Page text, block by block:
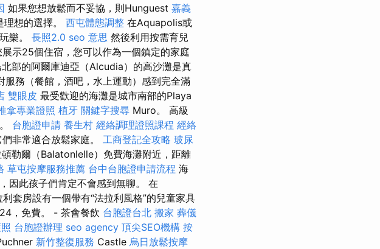
如果您想放鬆而不妥協，則Hunguest 嘉義
想的選擇。 西屯體態調整 在Aquapolis或
樂。 長照2.0 seo 意思 然後利用按需育兒
示25個住宿，您可以作為一個鎮定的家庭
部的阿爾庫迪亞（Alcudia）的高沙灘是真
服務（餐館，酒吧，水上運動）感到完全滿
雙眼皮 最受歡迎的海灘是城市南部的Playa
拿專業證照 植牙 關鍵字搜尋 Muro。 高級
台胞證申請 養生村 經絡調理證照課程 經絡
非常適合放鬆家庭。 工商登記全攻略 玻尿
勒爾（Balatonlelle）免費海灘附近，距離
草屯按摩服務推薦 台中台胞證申請流程 海
因此孩子們肯定不會感到無聊。 在
套房設有一個帶有“法拉利風格”的兒童家具
，免費。 - 茶會餐飲 台胞證台北 搬家 葬儀
台胞證辦理 seo agency 頂尖SEO機構 按
新竹整復服務 Castle 烏日放鬆按摩